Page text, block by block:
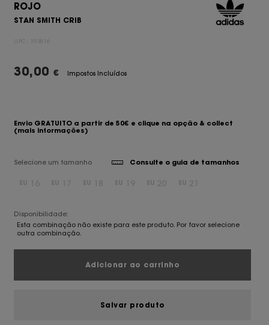
ROJO
STAN SMITH CRIB
UPC: 193816
30,00 € Impostos Incluídos
Envio GRATUITO a partir de 50€ e clique na opção & collect
(mais informações)
Selecione um tamanho Consulte o guia de tamanhos
Disponibilidade:
Esta combinação não existe para este produto. Por favor selecione
outra combinação.
Adicionar ao carrinho
Salvar produto